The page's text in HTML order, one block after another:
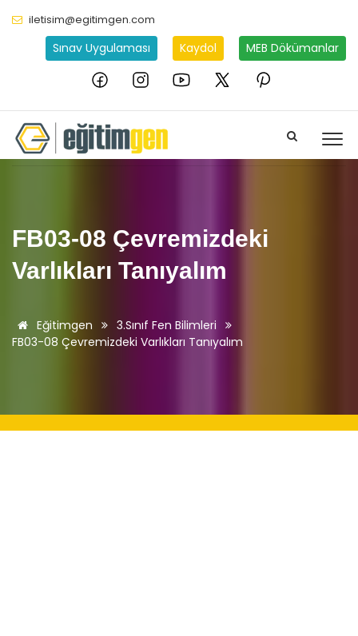
iletisim@egitimgen.com
Sınav Uygulaması Kaydol MEB Dökümanlar
FB03-08 Çevremizdeki
Varlıkları Tanıyalım
Eğitimgen
3.Sınıf Fen Bilimleri
FB03-08 Çevremizdeki Varlıkları Tanıyalım